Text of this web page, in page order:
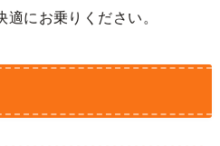
にお乗りください。